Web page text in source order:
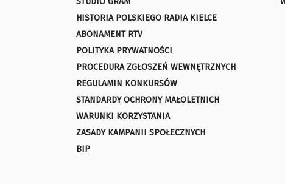
HISTORIA POLSKIEGO RADIA KIELCE
ABONAMENT RTV
POLITYKA PRYWATNOŚCI
PROCEDURA ZGŁOSZEŃ WEWNĘTRZNYCH
REGULAMIN KONKURSÓW
STANDARDY OCHRONY MAŁOLETNICH
WARUNKI KORZYSTANIA
ZASADY KAMPANII SPOŁECZNYCH
BIP